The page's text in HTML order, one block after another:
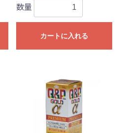
数量
カートに入れる